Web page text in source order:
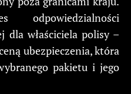
dla właściciela polisy –
ubezpieczenia, która
pakietu i jego